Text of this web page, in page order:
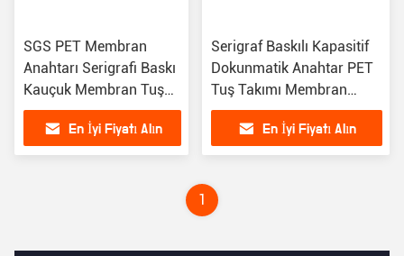
SGS PET Membran
Anahtarı Serigrafi Baskı
Kauçuk Membran Tuş
Takımı
En İyi Fiyatı Alın
Serigraf Baskılı Kapasitif
Dokunmatik Anahtar PET
Tuş Takımı Membran
Anahtarı
En İyi Fiyatı Alın
1